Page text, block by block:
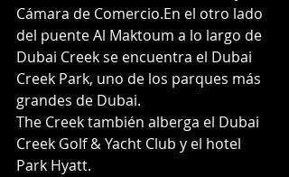
Cámara de Comercio.En el otro lado
del puente Al Maktoum a lo largo de
Dubai Creek se encuentra el Dubai
Creek Park, uno de los parques más
grandes de Dubai.
The Creek también alberga el Dubai
Creek Golf & Yacht Club y el hotel
Park Hyatt.